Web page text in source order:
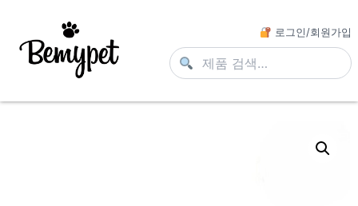
로그인/회원가입